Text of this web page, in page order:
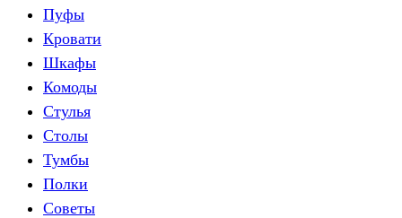
Пуфы
Кровати
Шкафы
Комоды
Стулья
Столы
Тумбы
Полки
Советы